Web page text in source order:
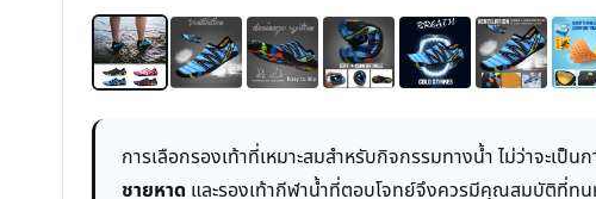
การเลือกรองเท้าที่เหมาะสมสำหรับกิจกรรมทางน้ำ ไม่ว่าจะเ
ชายหาด และรองเท้ากีฬาน้ำที่ตอบโจทย์จึงควรมีคุณสมบัติที่ท